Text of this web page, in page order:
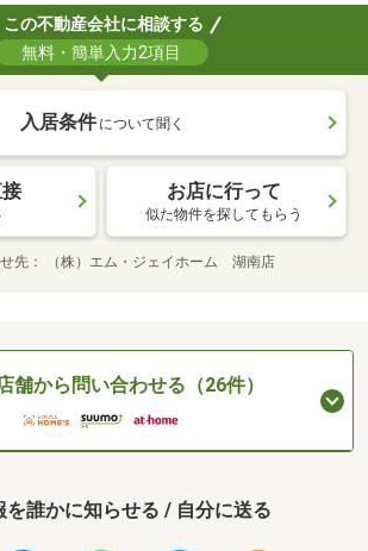
この不動産会社に相談する
無料・簡単入力2項目
入居条件 について聞く
お店に行って
似た物件を探してもらう
先 （株）エム・ジェイホーム 湖南店
舗から問い合わせる（26件）
を誰かに知らせる / 自分に送る